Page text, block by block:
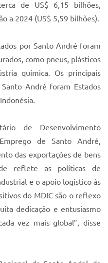
de US$ 6,15 bilhões,
a 2024 (US$ 5,59 bilhões).
por Santo André foram
como pneus, plásticos
química. Os principais
André foram Estados
de Desenvolvimento
de Santo André,
das exportações de bens
reflete as políticas de
e o apoio logístico às
do MDIC são o reflexo
dedicação e entusiasmo
vez mais global”, disse